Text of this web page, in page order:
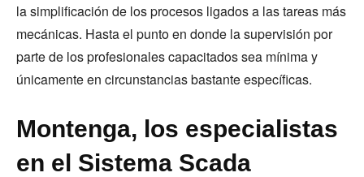
la simplificación de los procesos ligados a las tareas más
mecánicas. Hasta el punto en donde la supervisión por
parte de los profesionales capacitados sea mínima y
únicamente en circunstancias bastante específicas.
Montenga, los especialistas
en el Sistema Scada